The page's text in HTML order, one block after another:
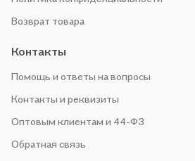
Возврат товара
Контакты
Помощь и ответы на вопросы
Контакты и реквизиты
Оптовым клиентам и 44-ФЗ
Обратная связь